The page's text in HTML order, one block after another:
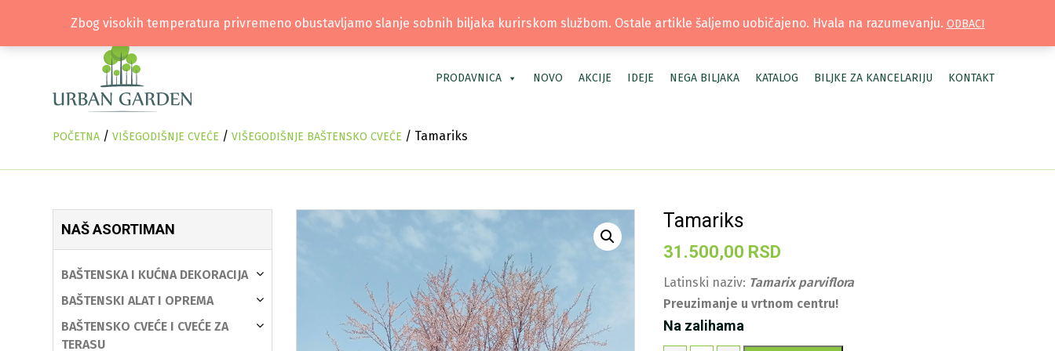
TEL: +381 66 40 40 30 | LOKACIJA: OSTRUŽNICA | MOJ NALOG
PRODAVNICA NOVO AKCIJE IDEJE NEGA BILJAKA KATALOG BILJKE ZA KANCELARIJU KONTAKT
POČETNA / VIŠEGODIŠNJE CVEĆE / VIŠEGODIŠNJE BAŠTENSKO CVEĆE / Tamariks
NAŠ ASORTIMAN
BAŠTENSKA I KUĆNA DEKORACIJA
BAŠTENSKI ALAT I OPREMA
BAŠTENSKO CVEĆE I CVEĆE ZA
TERASU
Tamariks
31.500,00 RSD
Latinski naziv: Tamarix parviflora
Preuzimanje u vrtnom centru!
Na zalihama
Zbog visokih temperatura privremeno obustavljamo slanje sobnih biljaka kurirskom službom. Ostale artikle šaljemo uobičajeno. Hvala na razumevanju. ODBACI